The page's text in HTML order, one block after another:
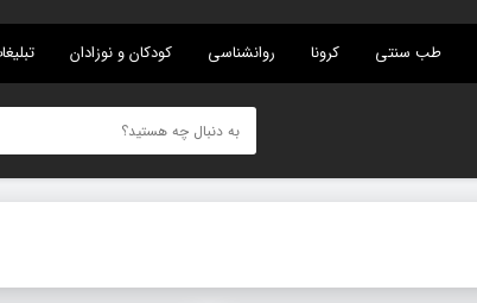
طب سنتی کرونا روانشناسی کودکان و نوزادان